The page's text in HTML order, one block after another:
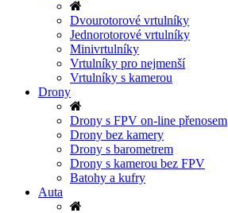
Dvourotorové vrtulníky
Jednorotorové vrtulníky
Minivrtulníky
Vrtulníky pro nejmenší
Vrtulníky s kamerou
Drony
Drony s FPV on-line přenosem
Drony bez kamery
Drony s barometrem
Drony s kamerou bez FPV
Batohy a kufry
Auta